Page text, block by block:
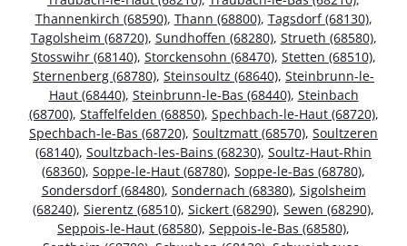
Thannenkirch (68590), Thann (68800), Tagsdorf (68130),
Tagolsheim (68720), Sundhoffen (68280), Strueth (68580),
Stosswihr (68140), Storckensohn (68470), Stetten (68510),
Sternenberg (68780), Steinsoultz (68640), Steinbrunn-le-
Haut (68440), Steinbrunn-le-Bas (68440), Steinbach
(68700), Staffelfelden (68850), Spechbach-le-Haut (68720),
Spechbach-le-Bas (68720), Soultzmatt (68570), Soultzeren
(68140), Soultzbach-les-Bains (68230), Soultz-Haut-Rhin
(68360), Soppe-le-Haut (68780), Soppe-le-Bas (68780),
Sondersdorf (68480), Sondernach (68380), Sigolsheim
(68240), Sierentz (68510), Sickert (68290), Sewen (68290),
Seppois-le-Haut (68580), Seppois-le-Bas (68580),